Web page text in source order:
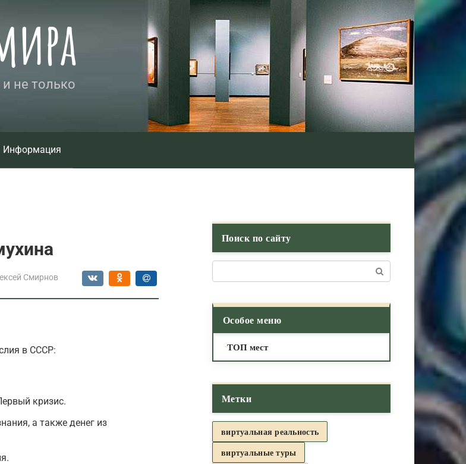
не только
Информация
Смирнов
в СССР:
кризис.
а также денег из
Поиск по сайту
Особое меню
ТОП мест
Метки
виртуальная реальность
виртуальные туры